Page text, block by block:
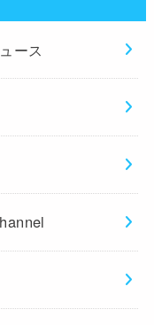
ース